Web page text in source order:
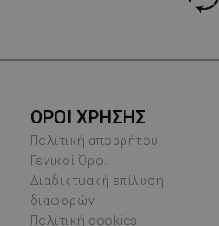
ΟΡΟΙ ΧΡΗΣΗΣ
Πολιτική απορρήτου
Γενικοί Όροι
Διαδικτυακή επίλυση
διαφορών
Πολιτική cookies